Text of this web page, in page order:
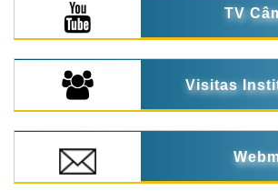
TV
Visitas